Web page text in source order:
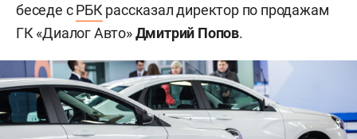
беседе сРБК рассказал директор по продажам
ГК «Диалог Авто»Дмитрий Попов.